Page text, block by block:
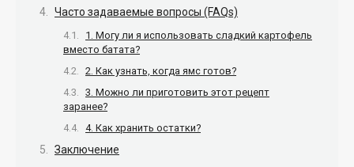
Часто задаваемые вопросы (FAQs)
1. Могу ли я использовать сладкий картофель
вместо батата?
2. Как узнать, когда ямс готов?
3. Можно ли приготовить этот рецепт
заранее?
4. Как хранить остатки?
Заключение